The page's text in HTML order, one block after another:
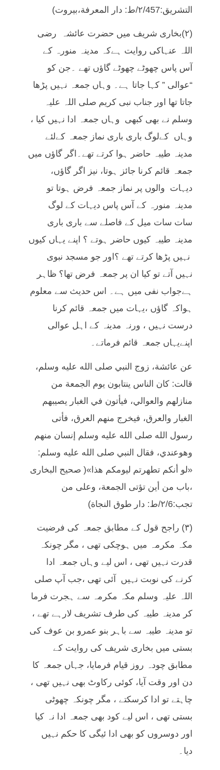
التشريق:۲/457/ط: دار المعرفة،بيروت)
(٢)بخاری شريف ميں حضرت عائشہ رضی
اللہ عنہاکی روایت ہےکہ مدینہ منورہ کے
آس پاس چھوٹے چھوٹے گاؤں تھے ۔جن کو
“عوالی ” کہا جاتا ہے۔ وہاں جمعہ نہیں پڑھا
جاتا تھا اور جناب نبی کریم صلی اللہ علیہ
وسلم نے بھی کبھی وہاں جمعہ ادا نہیں کیا ،
وہاں کےلوگ باری باری نماز جمعہ کےلئے
مدینہ طیبہ حاضر ہوا کرتے تھے۔اگر گاؤں میں
جمعہ قائم کرنا جائز ہوتا، نیز اگر گاؤں،
دیہات والوں پر نماز جمعہ فرض ہوتا تو
مدینہ منورہ کے آس پاس دیہات کے لوگ
سات سات میل کے فاصلے سے باری باری
مدینہ طیبہ کیوں حاضر ہوتے ؟ اپنے یہاں کیوں
نہیں پڑھا کرتے تھے ؟اور جو مسجد نبوی
نہیں آتے تو کیا ان پر جمعہ فرض تھا؟ ظاہر
ہےجواب نفی میں ہے۔ اس حدیث سے معلوم
ہواکہ گاؤں ،یہات میں جمعہ قائم کرنا
درست نہیں ، ورنہ مدینہ کے اہل عوالی
اپنےیہاں جمعہ قائم فرماتے۔
عن عائشة، زوج النبي صلى الله عليه وسلم،
قالت: كان الناس ينتابون يوم الجمعة من
منازلهم والعوالي، فيأتون في الغبار يصيبهم
الغبار والعرق، فيخرج منهم العرق، فأتى
رسول الله صلى الله عليه وسلم إنسان منهم
وهوعندي، فقال النبي صلى الله عليه وسلم:
«لو أنكم تطهرتم ليومكم هذا»( صحیح البخاری
،باب من أين تؤتى الجمعة، وعلى من
تجب:۲/6/ط: دار طوق النجاة)
(۳) راجح قول کے مطابق جمعہ کی فرضیت
مکہ مکرمہ میں ہوچکی تھی ، مگر چونکہ
قدرت نہیں تھی ، اس لیے وہاں جمعہ ادا
کرنے کی نوبت نہیں آئی تھی ،جب آپ صلی
اللہ علیہ وسلم مکہ مکرمہ سے ہجرت فرما
کر مدینہ طیبہ کی طرف تشریف لارہے تھے ،
تو مدینہ طیبہ سے باہر بنو عمرو بن عوف کی
بستی میں بخاری شریف کی روایت کے
مطابق چودہ روز قیام فرمایا، جہاں جمعہ کا
دن اور وقت آیا، کوئی رکاوٹ بھی نہیں تھی ،
چاہتے تو ادا کرسکتے ، مگر چونکہ چھوٹی
بستی تھی ، اس لیے کود بھی جمعہ ادا نہ کیا
اور دوسروں کو بھی ادا ئیگی کا حکم نہیں
دیا۔